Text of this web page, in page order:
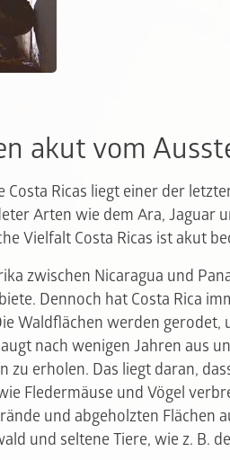
akut vom
Costa Ricas liegt einer der
Arten wie dem Ara, Jaguar
Vielfalt Costa Ricas ist akut
zwischen Nicaragua und
Dennoch hat Costa Rica
Waldflächen werden gerodet,
nach wenigen Jahren aus
zu erholen. Das liegt daran,
Fledermäuse und Vögel
und abgeholzten Flächen
und seltene Tiere, wie z. B.